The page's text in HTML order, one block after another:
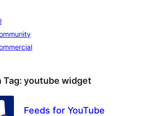
Tag: youtube widget
Feeds for YouTube